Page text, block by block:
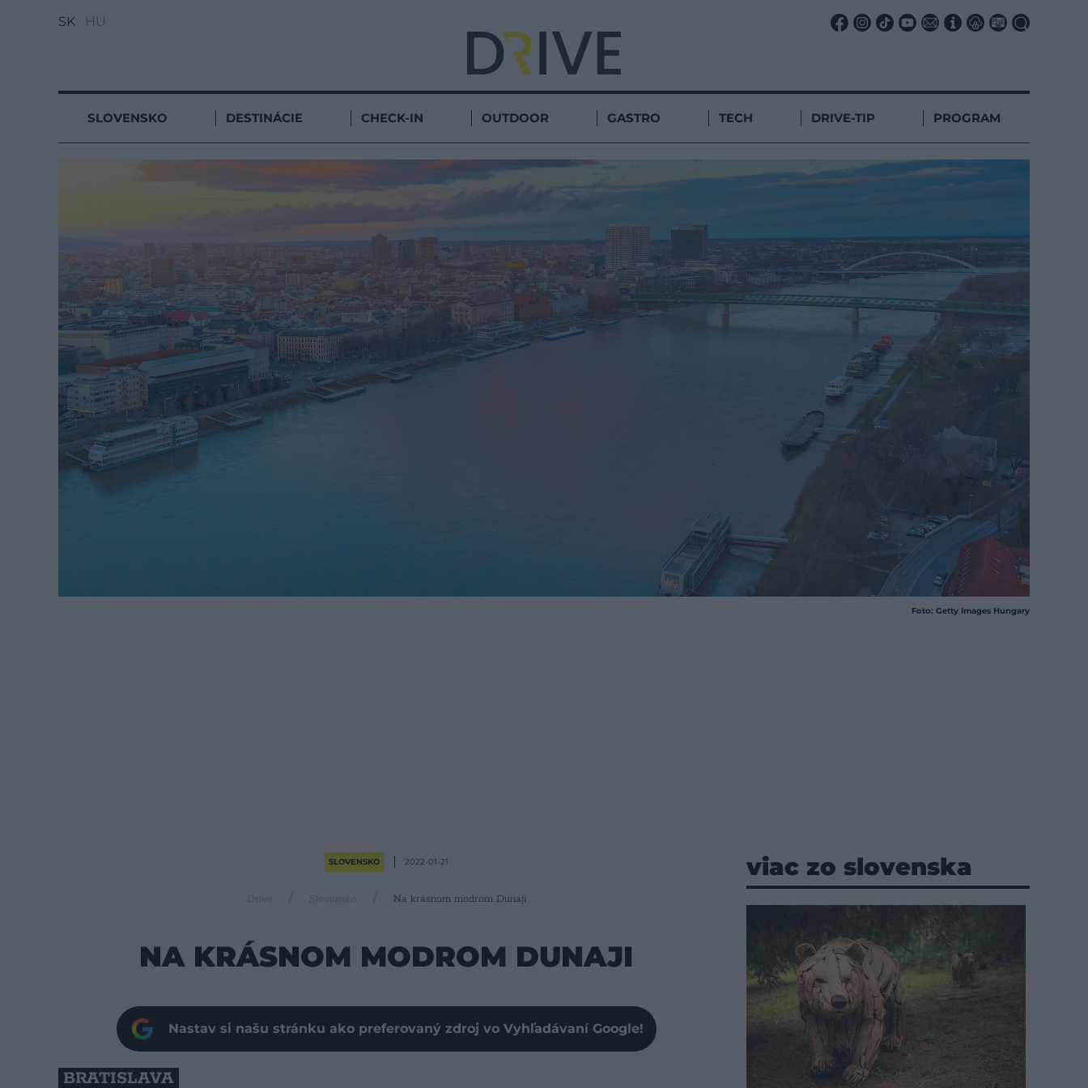
SK HU
SLOVENSKO DESTINÁCIE CHECK-IN OUTDOOR GASTRO TECH DRIVE-TIP PROGRAM
Foto: Getty Images Hungary
SLOVENSKO 2022-01-21
Drive Slovensko Na krásnom modrom Dunaji
NA KRÁSNOM MODROM DUNAJI
Nastav si našu stránku ako preferovaný zdroj vo Vyhľadávaní Google!
BRATISLAVA
viac zo slovenska